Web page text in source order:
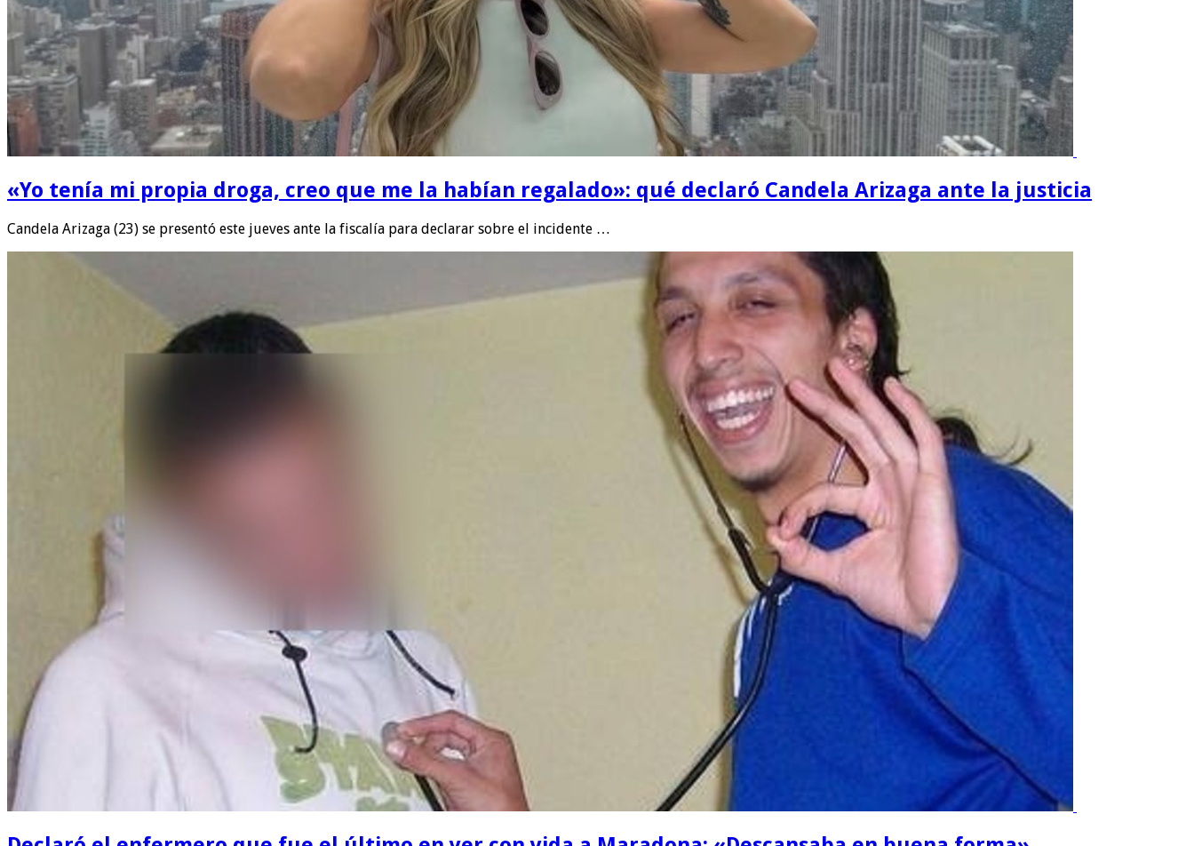
«Yo tenía mi propia droga, creo que me la habían regalado»: qué declaró Candela Arizaga ante la justicia
Candela Arizaga (23) se presentó este jueves ante la fiscalía para declarar sobre el incidente …